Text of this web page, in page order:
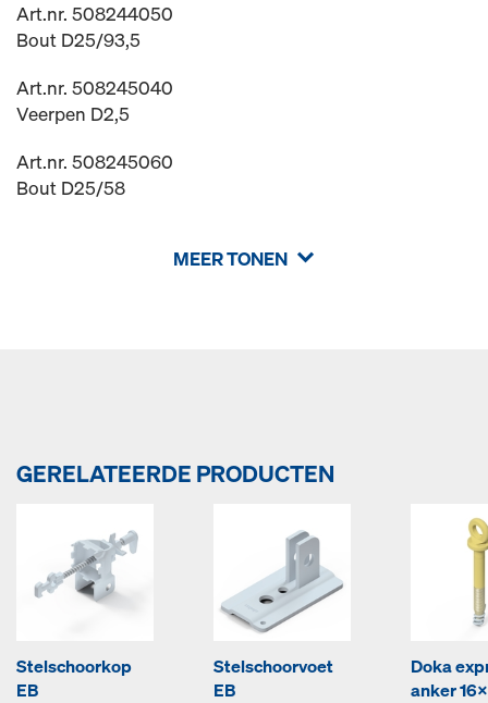
Art.nr. 508244050
Bout D25/93,5
Art.nr. 508245040
Veerpen D2,5
Art.nr. 508245060
Bout D25/58
MEER TONEN
GERELATEERDE PRODUCTEN
Stelschoorkop
EB
Stelschoorvoet
EB
Doka
anker